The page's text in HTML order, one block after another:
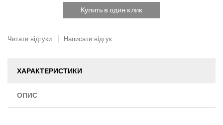
Купить в один клик
Читати відгуки Написати відгук
ХАРАКТЕРИСТИКИ
ОПИС